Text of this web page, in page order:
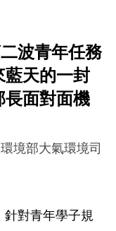
波青年任務
藍天的一封
長面對面機
環境部大氣環境司
針對青年學子規